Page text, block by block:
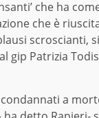
che ha
che è
scroscianti,
gip Patrizia
a